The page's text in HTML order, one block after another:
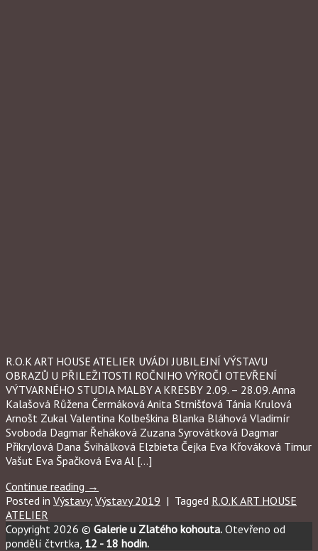
R.O.K ART HOUSE ATELIER UVÁDI JUBILEJNÍ VÝSTAVU
OBRAZŮ U PŘILEŽITOSTI ROČNIHO VÝROČI OTEVŘENÍ
VÝTVARNÉHO STUDIA MALBY A KRESBY 2.09. – 28.09. Anna
Kalašová Růžena Čermáková Anita Strnišťová Tánia Krulová
Arnošt Zukal Valentina Kolbeškina Blanka Bláhová Vladimír
Svoboda Dagmar Řeháková Zuzana Syrovátková Dagmar
Přikrylová Dana Švihálková Elzbieta Čejka Eva Křováková Timur
Vašut Eva Špačková Eva Al […]
Continue reading →
Posted in Výstavy, Výstavy 2019 | Tagged R.O.K ART HOUSE
ATELIER
Copyright 2026 © Galerie u Zlatého kohouta. Otevřeno od
pondělí čtvrtka, 12 - 18 hodin.